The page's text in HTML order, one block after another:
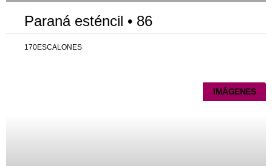
Paraná esténcil • 86
170ESCALONES
IMÁGENES